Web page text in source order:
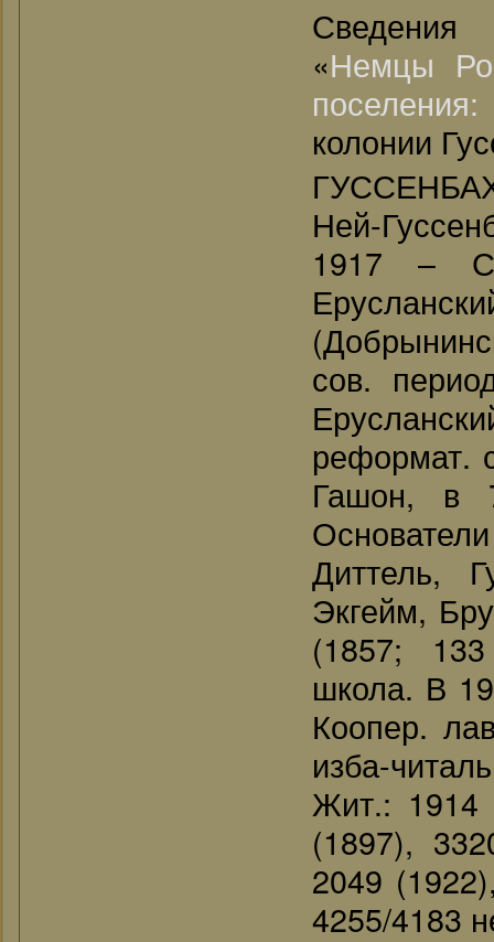
«Немцы
колонии
Ней-
1917 –
сов.
реформат.
Гашон, в
Диттель,
Экгейм,
(1857;
школа. В
Коопер.
изба-
Жит.: 1914
(1897),
2049
4255/4183